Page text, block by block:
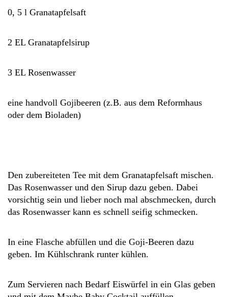
0, 5 l Granatapfelsaft
2 EL Granatapfelsirup
3 EL Rosenwasser
eine handvoll Gojibeeren (z.B. aus dem Reformhaus
oder dem Bioladen)
Den zubereiteten Tee mit dem Granatapfelsaft mischen.
Das Rosenwasser und den Sirup dazu geben. Dabei
vorsichtig sein und lieber noch mal abschmecken, durch
das Rosenwasser kann es schnell seifig schmecken.
In eine Flasche abfüllen und die Goji-Beeren dazu
geben. Im Kühlschrank runter kühlen.
Zum Servieren nach Bedarf Eiswürfel in ein Glas geben